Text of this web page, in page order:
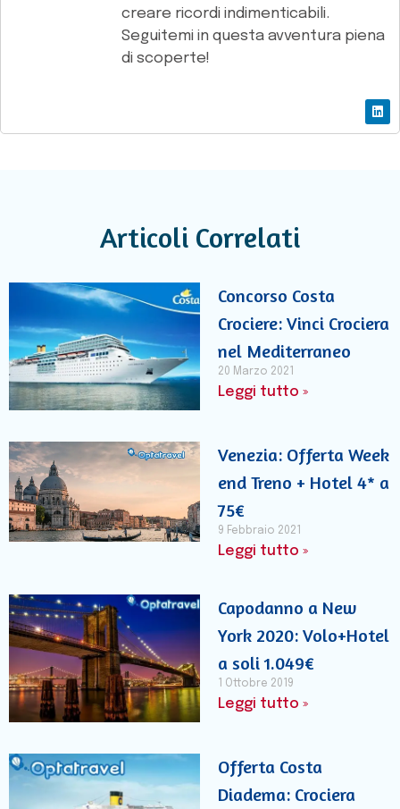
creare ricordi indimenticabili.
Seguitemi in questa avventura piena
di scoperte!
Articoli Correlati
Concorso Costa
Crociere: Vinci Crociera
nel Mediterraneo
20 Marzo 2021
Leggi tutto »
Venezia: Offerta Week
end Treno + Hotel 4* a
75€
9 Febbraio 2021
Leggi tutto »
Capodanno a New
York 2020: Volo+Hotel
a soli 1.049€
1 Ottobre 2019
Leggi tutto »
Offerta Costa
Diadema: Crociera